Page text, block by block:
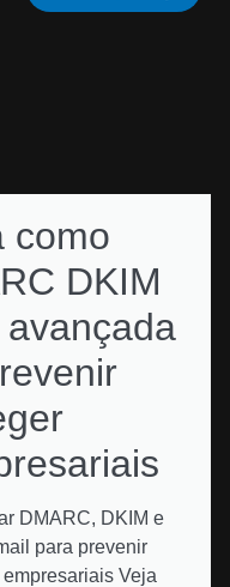
como
DKIM
DMARC, DKIM e
para prevenir
Veja